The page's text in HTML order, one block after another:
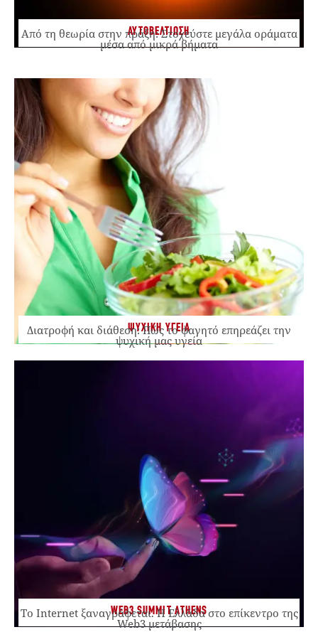
ΑΥΤΟΒΕΛΤΙΩΣΗ
Από τη θεωρία στην πράξη: Στοχεύστε μεγάλα οράματα
μέσα από μικρά βήματα
ΨΥΧΙΚΗ ΥΓΕΙΑ
Διατροφή και διάθεση: Πώς το φαγητό επηρεάζει την
ψυχική μας υγεία
WEB3 SUMMIT ATHENS
Το Internet ξαναγράφεται. Η Ελλάδα στο επίκεντρο της
Web3 μετάβασης